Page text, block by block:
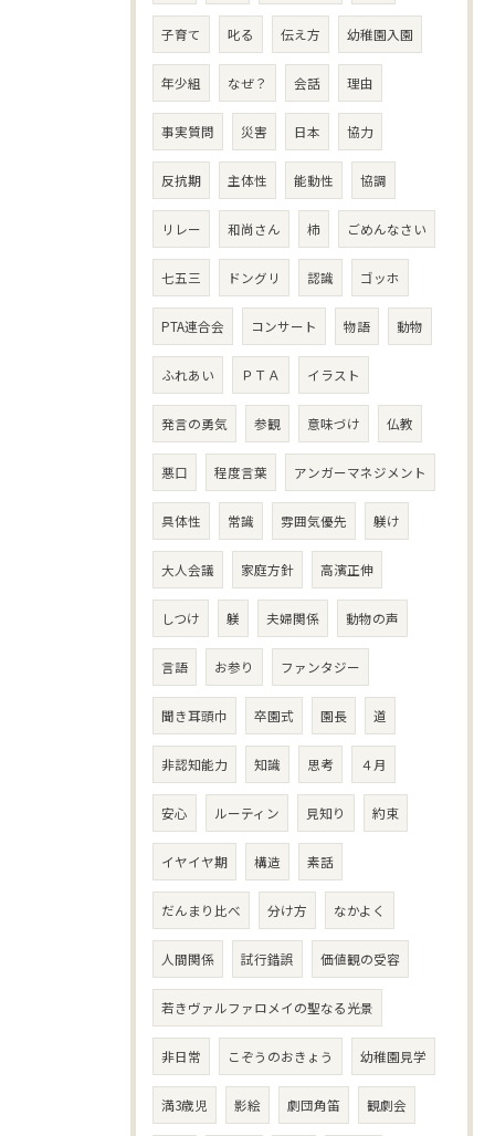
子育て 叱る 伝え方 幼稚園入園
年少組 なぜ？ 会話 理由
事実質問 災害 日本 協力
反抗期 主体性 能動性 協調
リレー 和尚さん 柿 ごめんなさい
七五三 ドングリ 認識 ゴッホ
PTA連合会 コンサート 物語 動物
ふれあい ＰＴＡ イラスト
発言の勇気 参観 意味づけ 仏教
悪口 程度言葉 アンガーマネジメント
具体性 常識 雰囲気優先 躾け
大人会議 家庭方針 高濱正伸
しつけ 躾 夫婦関係 動物の声
言語 お参り ファンタジー
聞き耳頭巾 卒園式 園長 道
非認知能力 知識 思考 ４月
安心 ルーティン 見知り 約束
イヤイヤ期 構造 素話
だんまり比べ 分け方 なかよく
人間関係 試行錯誤 価値観の受容
若きヴァルファロメイの聖なる光景
非日常 こぞうのおきょう 幼稚園見学
満3歳児 影絵 劇団角笛 観劇会